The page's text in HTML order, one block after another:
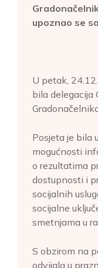
upoznao se
U petak,
bila delegacija
Posjeta je bila
mogućnosti
o rezultatima
dostupnosti i
socijalnih
socijalne
smetnjama u
S obzirom na
odvijala u